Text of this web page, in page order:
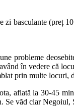
basculante (preț
probleme
în vedere că
prin multe
aflată la 30-45
Se văd clar Negoiul,